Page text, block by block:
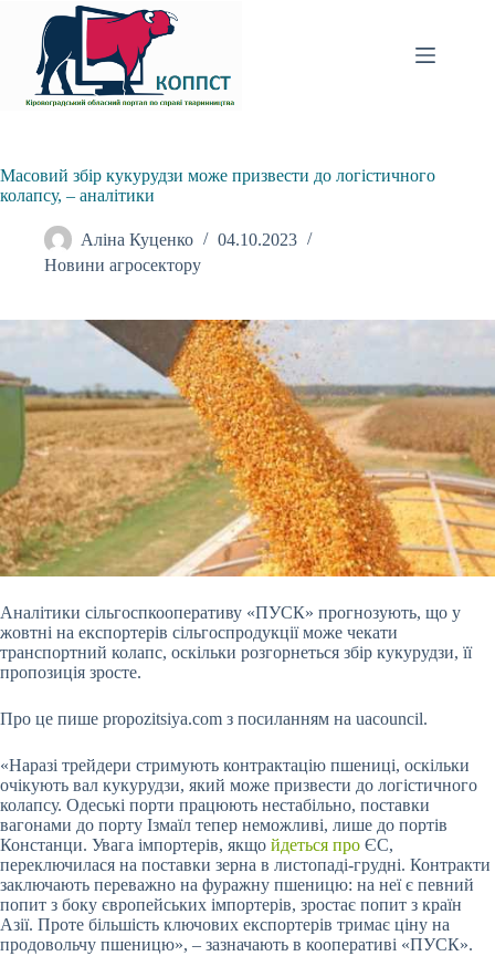
вмісту
Масовий збір кукурудзи може призвести до логістичного
колапсу, – аналітики
Аліна Куценко
04.10.2023
Новини агросектору
Аналітики сільгоспкооперативу «ПУСК» прогнозують, що у
жовтні на експортерів сільгоспродукції може чекати
транспортний колапс, оскільки розгорнеться збір кукурудзи, її
пропозиція зросте.
Про це пише propozitsiya.com з посиланням на uacouncil.
«Наразі трейдери стримують контрактацію пшениці, оскільки
очікують вал кукурудзи, який може призвести до логістичного
колапсу. Одеські порти працюють нестабільно, поставки
вагонами до порту Ізмаїл тепер неможливі, лише до портів
Констанци. Увага імпортерів, якщо йдеться про ЄС,
переключилася на поставки зерна в листопаді-грудні. Контракти
заключають переважно на фуражну пшеницю: на неї є певний
попит з боку європейських імпортерів, зростає попит з країн
Азії. Проте більшість ключових експортерів тримає ціну на
продовольчу пшеницю», – зазначають в кооперативі «ПУСК».